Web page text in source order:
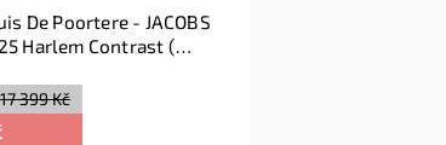
De Poortere - JACOBS
Harlem Contrast (
17 399 Kč